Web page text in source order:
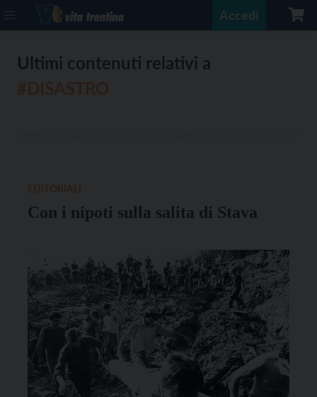
Accedi
Ultimi contenuti relativi a
Con i nipoti sulla salita di Stava